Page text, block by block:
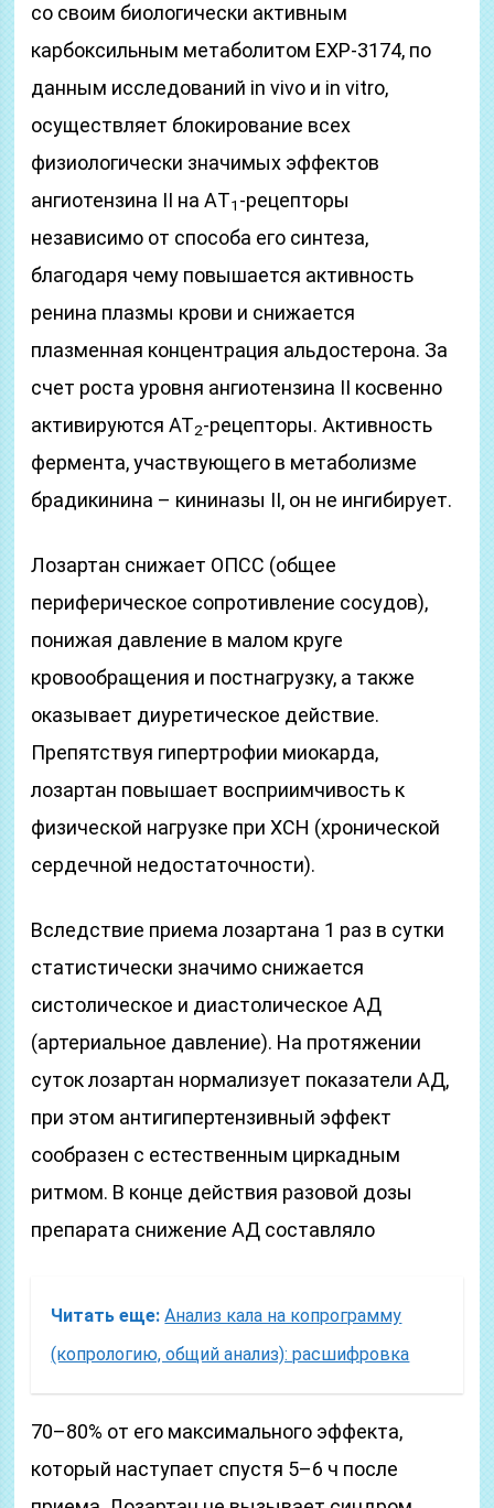
со своим биологически активным
карбоксильным метаболитом ЕХР-3174, по
данным исследований in vivo и in vitro,
осуществляет блокирование всех
физиологически значимых эффектов
ангиотензина II на АT1 -рецепторы
независимо от способа его синтеза,
благодаря чему повышается активность
ренина плазмы крови и снижается
плазменная концентрация альдостерона. За
счет роста уровня ангиотензина II косвенно
активируются АТ2-рецепторы. Активность
фермента, участвующего в метаболизме
брадикинина – кининазы II, он не ингибирует.
Лозартан снижает ОПСС (общее
периферическое сопротивление сосудов),
понижая давление в малом круге
кровообращения и постнагрузку, а также
оказывает диуретическое действие.
Препятствуя гипертрофии миокарда,
лозартан повышает восприимчивость к
физической нагрузке при ХСН (хронической
сердечной недостаточности).
Вследствие приема лозартана 1 раз в сутки
статистически значимо снижается
систолическое и диастолическое АД
(артериальное давление). На протяжении
суток лозартан нормализует показатели АД,
при этом антигипертензивный эффект
сообразен с естественным циркадным
ритмом. В конце действия разовой дозы
препарата снижение АД составляло
Читать еще: Анализ кала на копрограмму
(копрологию, общий анализ): расшифровка
70–80% от его максимального эффекта,
который наступает спустя 5–6 ч после